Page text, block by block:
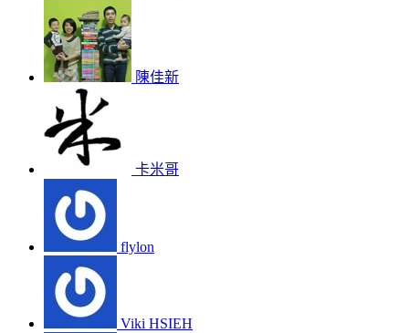
陳佳新
卡米哥
flylon
Viki HSIEH